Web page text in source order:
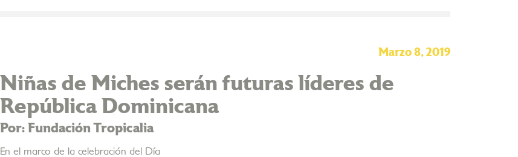
Marzo 8, 2019
Niñas de Miches serán futuras líderes de
República Dominicana
Por: Fundación Tropicalia
En el marco de la celebración del Día